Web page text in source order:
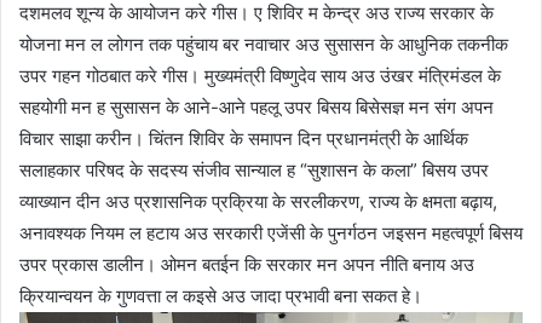
दशमलव शून्य के आयोजन करे गीस। ए शिविर म केन्द्र अउ राज्य सरकार के
योजना मन ल लोगन तक पहुंचाय बर नवाचार अउ सुसासन के आधुनिक तकनीक
उपर गहन गोठबात करे गीस। मुख्यमंत्री विष्णुदेव साय अउ उंखर मंत्रिमंडल के
सहयोगी मन ह सुसासन के आने-आने पहलू उपर बिसय बिसेसज्ञ मन संग अपन
विचार साझा करीन। चिंतन शिविर के समापन दिन प्रधानमंत्री के आर्थिक
सलाहकार परिषद के सदस्य संजीव सान्याल ह “सुशासन के कला” बिसय उपर
व्याख्यान दीन अउ प्रशासनिक प्रक्रिया के सरलीकरण, राज्य के क्षमता बढ़ाय,
अनावश्यक नियम ल हटाय अउ सरकारी एजेंसी के पुनर्गठन जइसन महत्वपूर्ण बिसय
उपर प्रकास डालीन। ओमन बतईन कि सरकार मन अपन नीति बनाय अउ
क्रियान्वयन के गुणवत्ता ल कइसे अउ जादा प्रभावी बना सकत हे।